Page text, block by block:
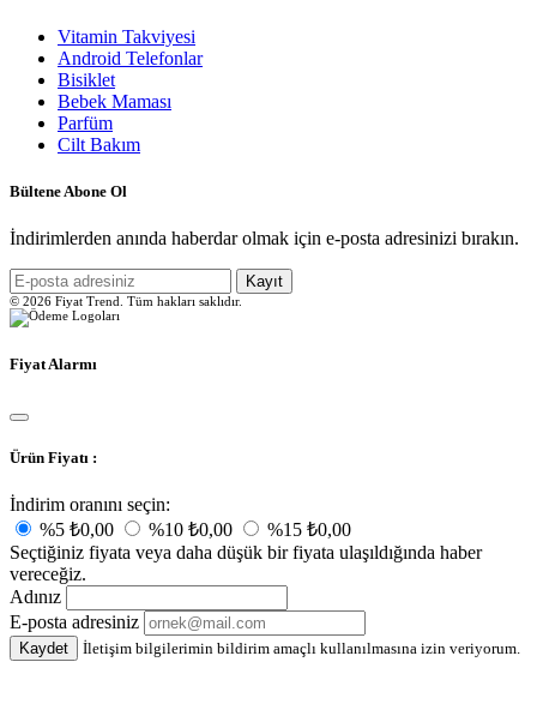
Vitamin Takviyesi
Android Telefonlar
Bisiklet
Bebek Maması
Parfüm
Cilt Bakım
Bültene Abone Ol
İndirimlerden anında haberdar olmak için e-posta adresinizi bırakın.
Kayıt
© 2026 Fiyat Trend. Tüm hakları saklıdır.
Fiyat Alarmı
Ürün Fiyatı :
İndirim oranını seçin:
%5 ₺0,00 %10 ₺0,00 %15 ₺0,00
Seçtiğiniz fiyata veya daha düşük bir fiyata ulaşıldığında haber
vereceğiz.
Adınız
E-posta adresiniz
Kaydet İletişim bilgilerimin bildirim amaçlı kullanılmasına izin veriyorum.